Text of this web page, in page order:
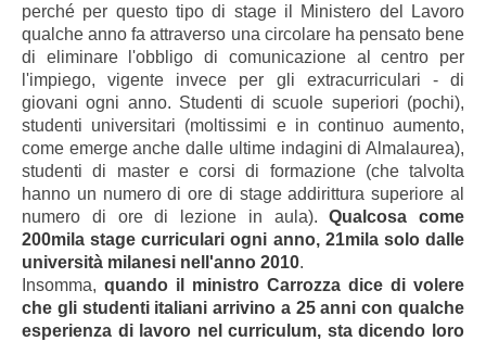
perché per questo tipo di stage il Ministero del Lavoro
qualche anno fa attraverso una circolare ha pensato bene
di eliminare l'obbligo di comunicazione al centro per
l'impiego, vigente invece per gli extracurriculari - di
giovani ogni anno. Studenti di scuole superiori (pochi),
studenti universitari (moltissimi e in continuo aumento,
come emerge anche dalle ultime indagini di Almalaurea),
studenti di master e corsi di formazione (che talvolta
hanno un numero di ore di stage addirittura superiore al
numero di ore di lezione in aula).Qualcosa come
200mila stage curriculari ogni anno, 21mila solo dalle
università milanesi nell'anno 2010.
Insomma, quando il ministro Carrozza dice di volere
che gli studenti italiani arrivino a 25 anni con qualche
esperienza di lavoro nel curriculum, sta dicendo loro